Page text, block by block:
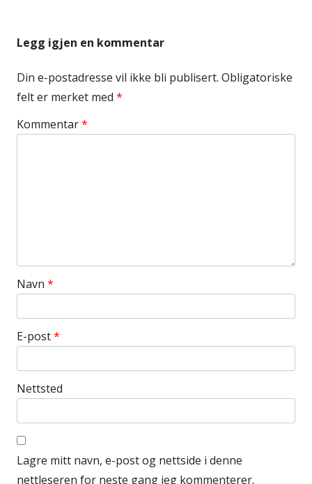
Legg igjen en kommentar
Din e-postadresse vil ikke bli publisert. Obligatoriske
felt er merket med *
Kommentar*
Navn *
E-post*
Nettsted
Lagre mitt navn, e-post og nettside i denne
nettleseren for neste gang jeg kommenterer.